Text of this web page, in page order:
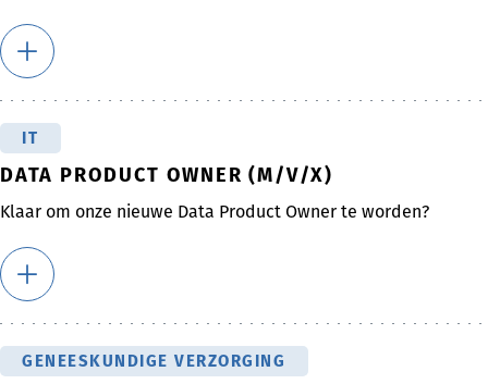
IT
DATA PRODUCT OWNER (M/V/X)
Klaar om onze nieuwe Data Product Owner te worden?
GENEESKUNDIGE VERZORGING